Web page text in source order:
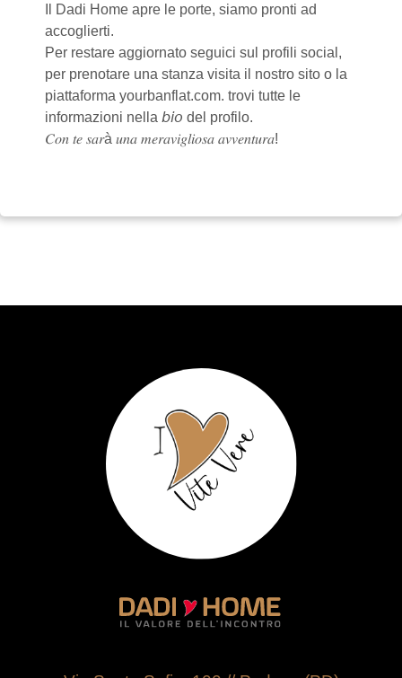
Il Dadi Home apre le porte, siamo pronti ad
accoglierti.
Per restare aggiornato seguici sul profili social,
per prenotare una stanza visita il nostro sito o la
piattaforma yourbanflat.com. trovi tutte le
informazioni nella 𝘣𝘪𝘰 del profilo.
𝐶𝑜𝑛 𝑡𝑒 𝑠𝑎𝑟à 𝑢𝑛𝑎 𝑚𝑒𝑟𝑎𝑣𝑖𝑔𝑙𝑖𝑜𝑠𝑎 𝑎𝑣𝑣𝑒𝑛𝑡𝑢𝑟𝑎!